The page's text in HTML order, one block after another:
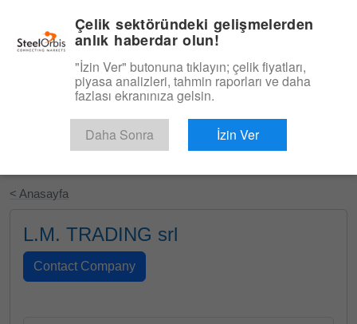
Ücretsiz Deneyin
< Anasayfa
L.M. TRADING srl
Çelik sektöründeki gelişmelerden
anlık haberdar olun!
"İzin Ver" butonuna tıklayın; çelik fiyatları,
piyasa analizleri, tahmin raporları ve daha
fazlası ekranınıza gelsin.
Daha Sonra İzin Ver